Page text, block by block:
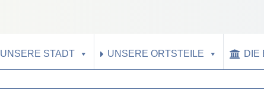
UNSERE STADT UNSERE ORTSTEILE DIE